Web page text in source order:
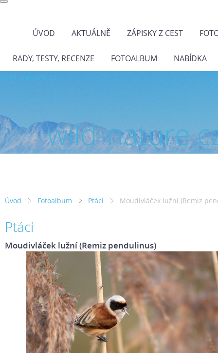
ÚVOD AKTUÁLNĚ ZÁPISKY Z CEST
RADY, TESTY, RECENZE FOTOALBUM NABÍDKA
wild-
Úvod Fotoalbum Ptáci Moudivláček lužní (Remiz
Ptáci
Moudivláček lužní (Remiz pendulinus)